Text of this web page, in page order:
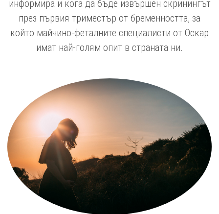
информира и кога да бъде извършен скринингът
през първия триместър от бременността, за
който майчино-феталните специалисти от Оскар
имат най-голям опит в страната ни.